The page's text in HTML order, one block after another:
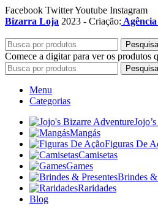
Facebook TwitterYoutube Instagram
Bizarra Loja 2023 - Criação:
Comece a digitar para ver os produtos
Menu
Categorias
Mangás
Figuras De
Camisetas
Games
Brindes &
Raridades
Blog